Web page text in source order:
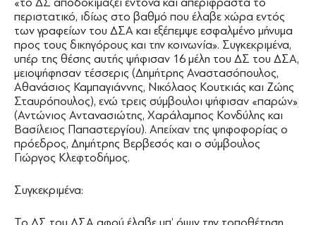
«το ΔΣ αποδοκιμάζει έντονα και απερίφραστα το
περιστατικό, ιδίως στο βαθμό που έλαβε χώρα εντός
των γραφείων του ΔΣΑ και εξέπεμψε εσφαλμένο μήνυμα
προς τους δικηγόρους και την κοινωνία». Συγκεκριμένα,
υπέρ της θέσης αυτής ψήφισαν 16 μέλη του ΔΣ του ΔΣΑ,
μειοψήφησαν τέσσερις (Δημήτρης Αναστασόπουλος,
Αθανάσιος Καμπαγιάννης, Νικόλαος Κουτκιάς και Ζώης
Σταυρόπουλος), ενώ τρεις σύμβουλοι ψήφισαν «παρών»
(Αντώνιος Αντανασιώτης, Χαράλαμπος Κονδύλης και
Βασίλειος Παπαστεργίου). Απείχαν της ψηφοφορίας ο
πρόεδρος, Δημήτρης Βερβεσός και ο σύμβουλος
Γιώργος Κλεφτοδήμος.
Συγκεκριμένα: